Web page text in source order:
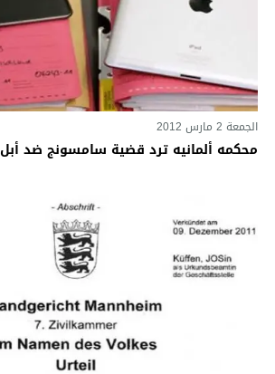
الجمعة 2 مارس 2012
محكمه ألمانيه ترد قضية سامسونج ضد أبل